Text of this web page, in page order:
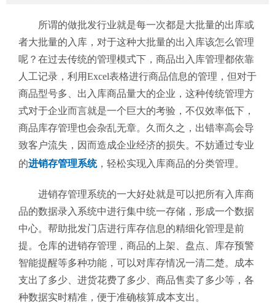
所谓的做批发行业就是每一次都是大批量的出库或
者大批量的入库，对于这种大批量的出入库该怎么管理
呢？在过去传统的管理模式下，商品出入库管理都依靠
人工记录，利用Excel表格进行商品信息的管理，但对于
商品型号多、出入库商品量大的企业，这种传统管理方
式对于企业而言就是一个巨大的考验，不仅效率低下，
商品库存管理也会杂乱无章。久而久之，出错率高会导
致客户流失，因而造成企业经济的损失。不妨通过专业
的进销存管理系统，轻松实现入库商品的分类管理。
进销存管理系统的一大好处就是可以把所有入库商
品的数据录入系统中进行集中统一存储，形成一个数据
中心。帮助批发门店进行库存信息的精细化管理是前
提。仓库的进销存管理，商品的上架、盘点、库存预警
智能提醒等多种功能，可以对库存情况一清二楚。成本
支出了多少、进货花费了多少、商品售卖了多少等，各
种数据实时精准，便于准确核算成本支出。